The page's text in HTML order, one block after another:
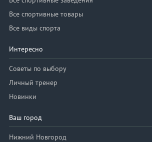
Все спортивные товары
Все виды спорта
Интересно
Советы по выбору
Личный тренер
Новинки
Ваш город
Нижний Новгород